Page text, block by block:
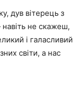
дув вітерець з
навіть не скажеш,
і галасливий
світи, а нас